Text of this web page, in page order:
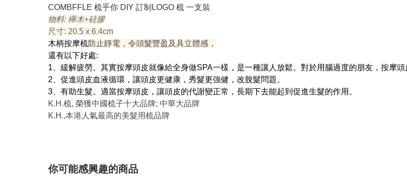
COMBFFLE 梳乎你 DIY 訂制LOGO 梳 一支裝
物料: 櫸木+硅膠
尺寸: 20.5 x 6.4cm
木柄按摩梳防止靜電，令頭髮豐盈及具立體感，
還有以下好處:
1、緩解疲勞。其實按摩頭皮就像給全身做SPA一樣，是一種讓人放鬆。對於用腦過度的朋友，按摩
2、促進頭皮血液循環，讓頭皮更健康，秀髮更強健，改脫髮問題。
3、有助生髮。適當按摩頭皮，讓頭皮的代謝變正常，長期下去能起到促進生髮的作用。
K.H.梳, 榮獲中國梳子十大品牌; 中華大品牌
K.H.,本港人氣最高的美髮用梳品牌
你可能感興趣的商品